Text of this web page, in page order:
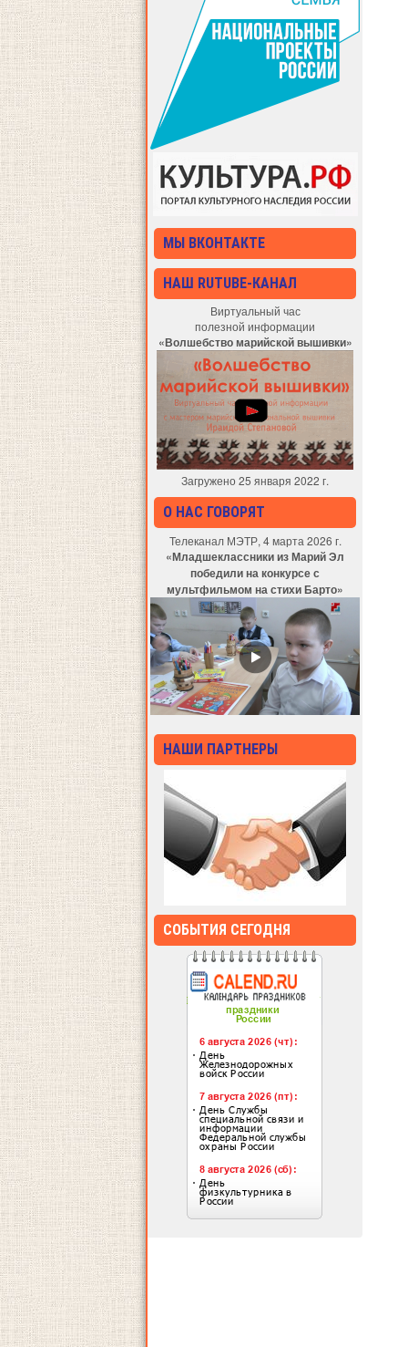
МЫ ВКОНТАКТЕ
НАШ RUTUBE-КАНАЛ
Виртуальный час
полезной информации
«Волшебство марийской вышивки»
Загружено 25 января 2022 г.
О НАС ГОВОРЯТ
Телеканал МЭТР, 4 марта 2026 г.
«Младшеклассники из Марий Эл
победили на конкурсе с
мультфильмом на стихи Барто»
НАШИ ПАРТНЕРЫ
СОБЫТИЯ СЕГОДНЯ